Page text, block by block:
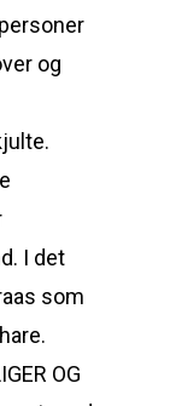
og
I det
som
OG